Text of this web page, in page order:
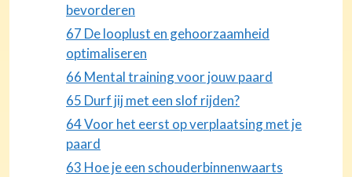
bevorderen
67 De looplust en gehoorzaamheid
optimaliseren
66 Mental training voor jouw paard
65 Durf jij met een slof rijden?
64 Voor het eerst op verplaatsing met je
paard
63 Hoe je een schouderbinnenwaarts